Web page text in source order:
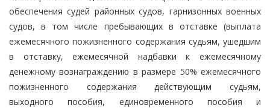
обеспечения судей районных судов, гарнизонных военных
судов, в том числе пребывающих в отставке (выплата
ежемесячного пожизненного содержания судьям, ушедшим
в отставку, ежемесячной надбавки к ежемесячному
денежному вознаграждению в размере 50% ежемесячного
пожизненного содержания действующим судьям,
выходного пособия, единовременного пособия и